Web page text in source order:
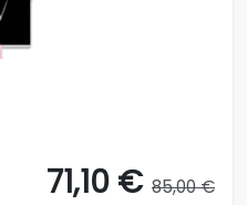
71,10 € 85,00 €